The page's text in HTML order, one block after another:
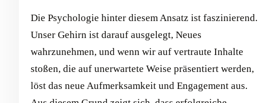
Die Psychologie hinter diesem Ansatz ist faszinierend.
Unser Gehirn ist darauf ausgelegt, Neues
wahrzunehmen, und wenn wir auf vertraute Inhalte
stoßen, die auf unerwartete Weise präsentiert werden,
löst das neue Aufmerksamkeit und Engagement aus.